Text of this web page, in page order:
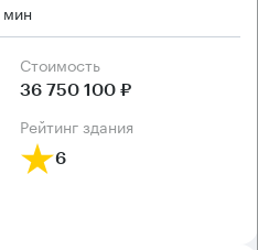
Cтоимость
36 750 100 ₽
рейтинг здания
6